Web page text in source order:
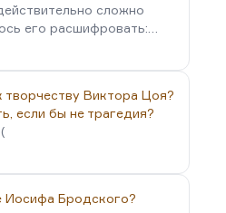
сложно
его расшифровать:…
творчеству Виктора Цоя?
если бы не трагедия?
Иосифа Бродского?